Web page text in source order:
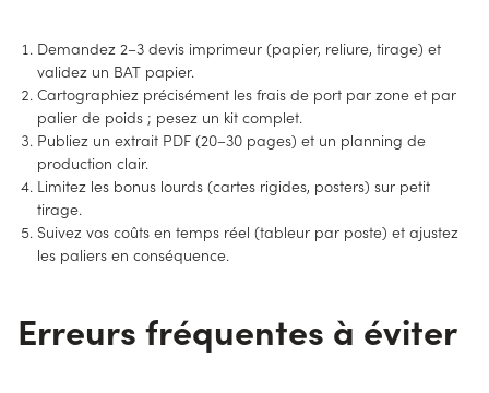
Demandez 2–3 devis imprimeur (papier, reliure, tirage) et
validez un BAT papier.
Cartographiez précisément les frais de port par zone et par
palier de poids ; pesez un kit complet.
Publiez un extrait PDF (20–30 pages) et un planning de
production clair.
Limitez les bonus lourds (cartes rigides, posters) sur petit
tirage.
Suivez vos coûts en temps réel (tableur par poste) et ajustez
les paliers en conséquence.
Erreurs fréquentes à éviter